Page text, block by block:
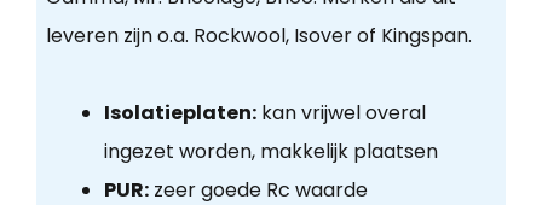
leveren zijn o.a. Rockwool, Isover of Kingspan.
Isolatieplaten:kan vrijwel overal
ingezet worden, makkelijk plaatsen
PUR:zeer goede Rc waarde